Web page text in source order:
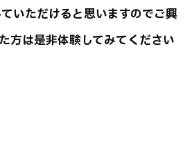
いただけると思いますのでご興
方は是非体験してみてください